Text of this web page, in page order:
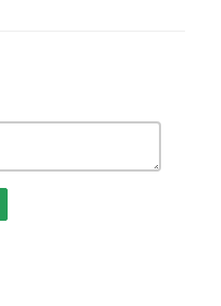
με σφάζεις
πειράζεις